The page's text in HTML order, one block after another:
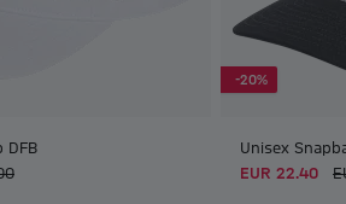
DFB
-20%
Unisex
EUR 22.40